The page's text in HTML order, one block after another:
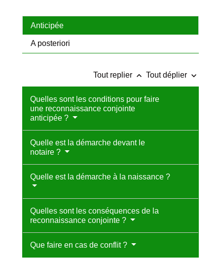
Anticipée
A posteriori
Tout replier keyboard_arrow_up Tout déplier keyboard_arrow_down
Quelles sont les conditions pour faire
une reconnaissance conjointe
anticipée ?
Quelle est la démarche devant le
notaire ?
Quelle est la démarche à la naissance ?
Quelles sont les conséquences de la
reconnaissance conjointe ?
Que faire en cas de conflit ?